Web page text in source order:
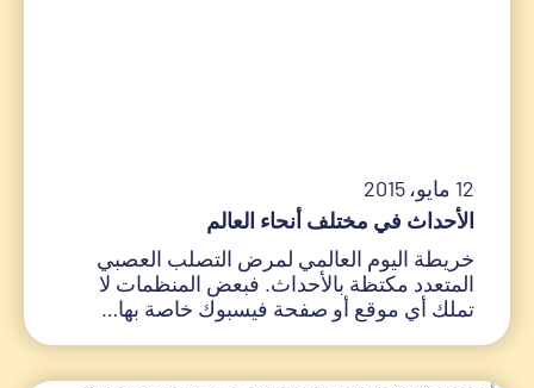
الأحداث في مختلف أنحاء العالم
12 مايو، 2015
خريطة اليوم العالمي لمرض التصلب العصبي
المتعدد مكتظة بالأحداث. فبعض المنظمات لا
تملك أي موقع أو صفحة فيسبوك خاصة بها…